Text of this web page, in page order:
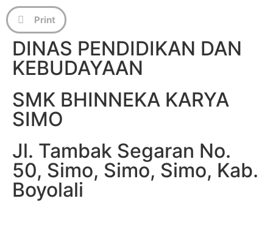
DINAS PENDIDIKAN DAN
KEBUDAYAAN
SMK BHINNEKA KARYA
SIMO
Jl. Tambak Segaran No.
50, Simo, Simo, Simo, Kab.
Boyolali
Print